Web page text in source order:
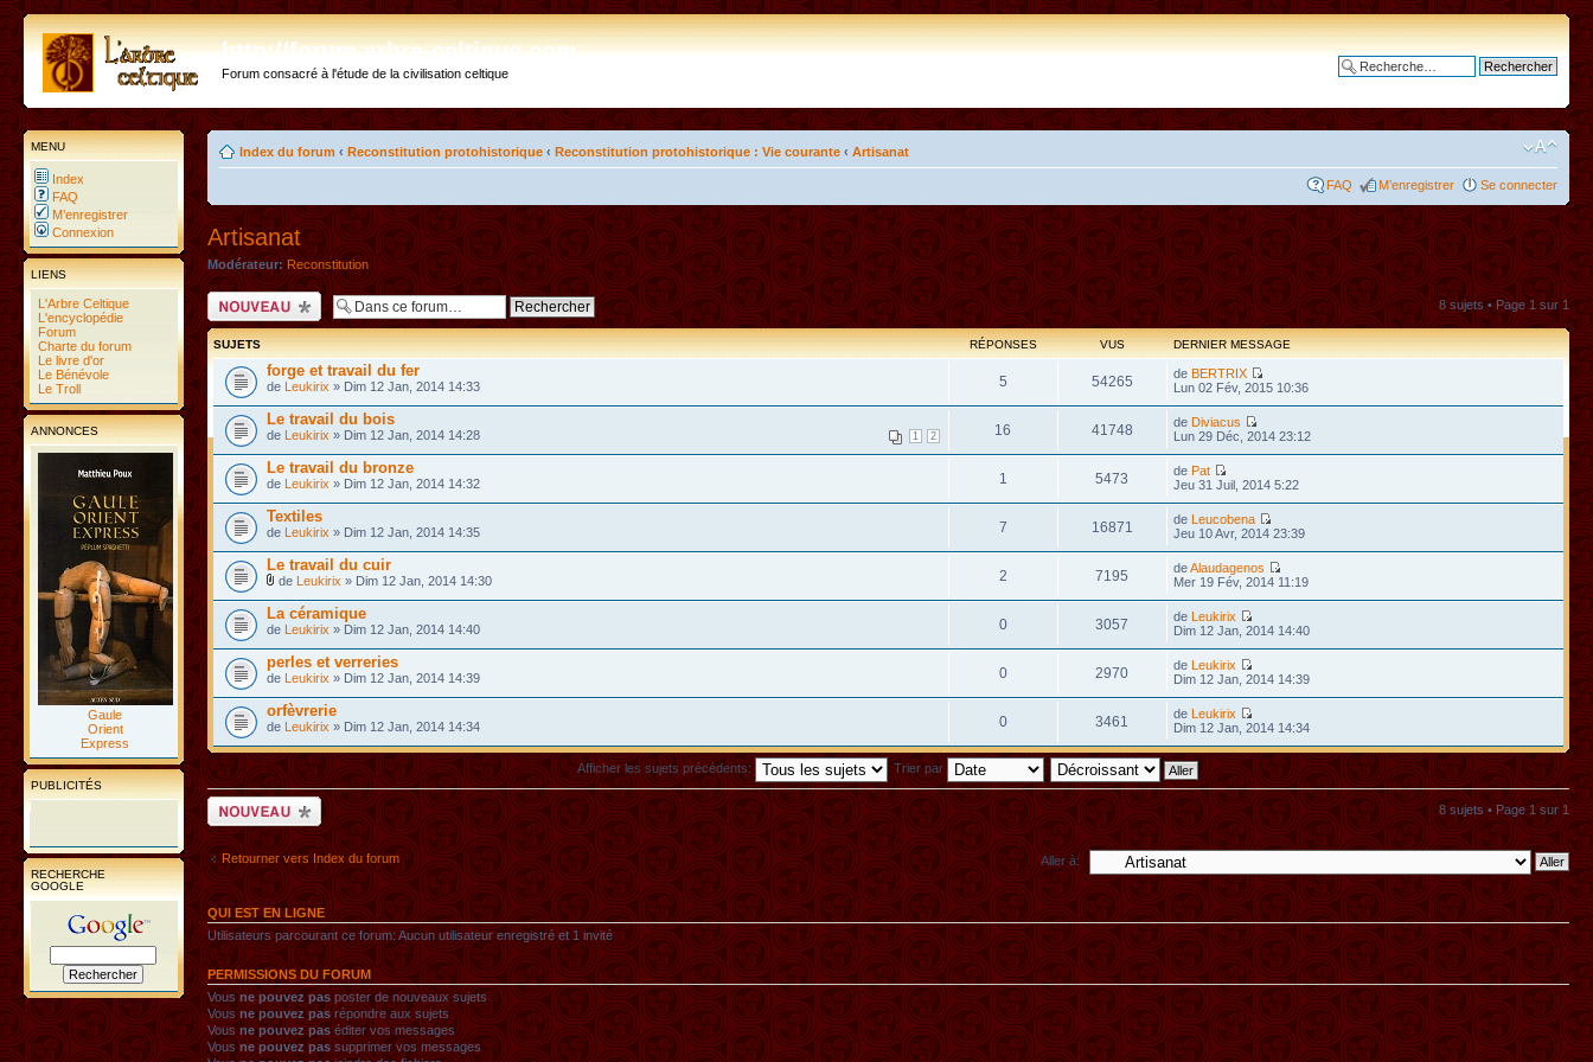
http://forum.arbre-celtique.com
Forum consacré à l'étude de la civilisation celtique
MENU
Index
FAQ
M’enregistrer
Connexion
LIENS
L'Arbre Celtique
L'encyclopédie
Forum
Charte du forum
Le livre d'or
Le Bénévole
Le Troll
ANNONCES
Gaule
Orient
Express
PUBLICITÉS
RECHERCHE
GOOGLE
Index du forum ‹ Reconstitution protohistorique ‹ Reconstitution protohistorique : Vie courante ‹ Artisanat
FAQ M’enregistrer Se connecter
Artisanat
Modérateur: Reconstitution
Ecrire un nouveau
sujet
8 sujets • Page1sur1
SUJETS RÉPONSES VUS DERNIER MESSAGE
forge et travail du fer
de Leukirix » Dim 12 Jan, 2014 14:33 5 54265 de BERTRIX
Lun 02 Fév, 2015 10:36
Le travail du bois
1 2
de Leukirix » Dim 12 Jan, 2014 14:28 16 41748 de Diviacus
Lun 29 Déc, 2014 23:12
Le travail du bronze
de Leukirix » Dim 12 Jan, 2014 14:32 1 5473 de Pat
Jeu 31 Juil, 2014 5:22
Textiles
de Leukirix » Dim 12 Jan, 2014 14:35 7 16871 de Leucobena
Jeu 10 Avr, 2014 23:39
Le travail du cuir
de Leukirix » Dim 12 Jan, 2014 14:30 2 7195 deAlaudagenos
Mer 19 Fév, 2014 11:19
La céramique
de Leukirix » Dim 12 Jan, 2014 14:40 0 3057 de Leukirix
Dim 12 Jan, 2014 14:40
perles et verreries
de Leukirix » Dim 12 Jan, 2014 14:39 0 2970 de Leukirix
Dim 12 Jan, 2014 14:39
orfèvrerie
de Leukirix » Dim 12 Jan, 2014 14:34 0 3461 de Leukirix
Dim 12 Jan, 2014 14:34
Afficher les sujets précédents: Trier par
Ecrire un nouveau
sujet
8 sujets • Page1sur 1
Retourner vers Index du forum Aller à:
QUI EST EN LIGNE
Utilisateurs parcourant ce forum: Aucun utilisateur enregistré et 1 invité
PERMISSIONS DU FORUM
Vousne pouvez pasposter de nouveaux sujets
Vousne pouvez pasrépondre aux sujets
Vousne pouvez pas éditer vos messages
Vousne pouvez pas supprimer vos messages